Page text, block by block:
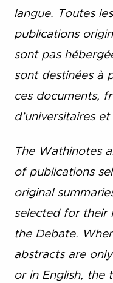
langue. Toutes
publications
sont pas
sont destinées à
ces documents,
d’universitaires et
The Wathinotes
of publications
original
selected for their
the Debate.
abstracts are
or in English, the